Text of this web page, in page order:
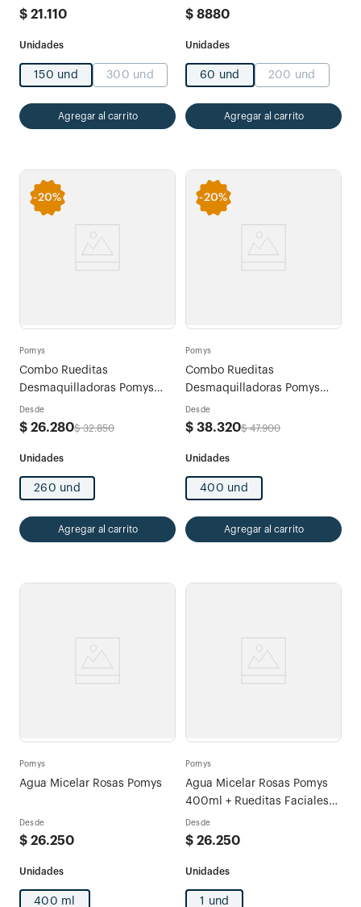
$ 21 .110
150 und 300 und
Agregar al carrito
$ 8880
60 und 200 und
Agregar al carrito
-20%
Pomys
Combo Rueditas
Desmaquilladoras Pomys
Original x 260und
Desde
$ 26.280$ 32.850
260 und
Agregar al carrito
-20%
Pomys
Combo Rueditas
Desmaquilladoras Pomys
Original x 400und
Desde
$ 38.320$ 47.900
400 und
Agregar al carrito
Pomys
Agua Micelar Rosas Pomys
Desde
$ 26.250
400 ml
Pomys
Agua Micelar Rosas Pomys
400ml + Rueditas Faciales
Desmaquilladoras Original x
60u
Desde
$ 26.250
1 und